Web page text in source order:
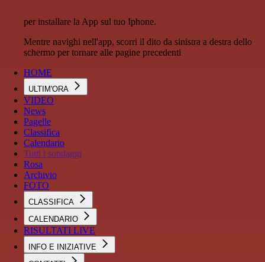
per installare la App sul tuo Iphone.
Mentre navighi nell'app, scorri il dito da sinistra a destra dello
schermo per tornare alle pagine precedenti
HOME
ULTIM'ORA
VIDEO
News
Pagelle
Classifica
Calendario
Tutti i sondaggi
Rosa
Archivio
FOTO
CLASSIFICA
CALENDARIO
RISULTATI LIVE
INFO E INIZIATIVE